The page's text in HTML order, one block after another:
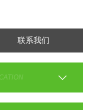
联系我们